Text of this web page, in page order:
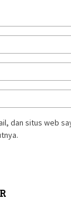
dan situs web